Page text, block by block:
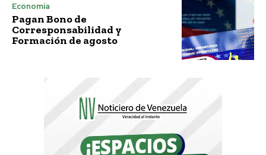
Economía
Pagan Bono de
Corresponsabilidad y
Formación de agosto